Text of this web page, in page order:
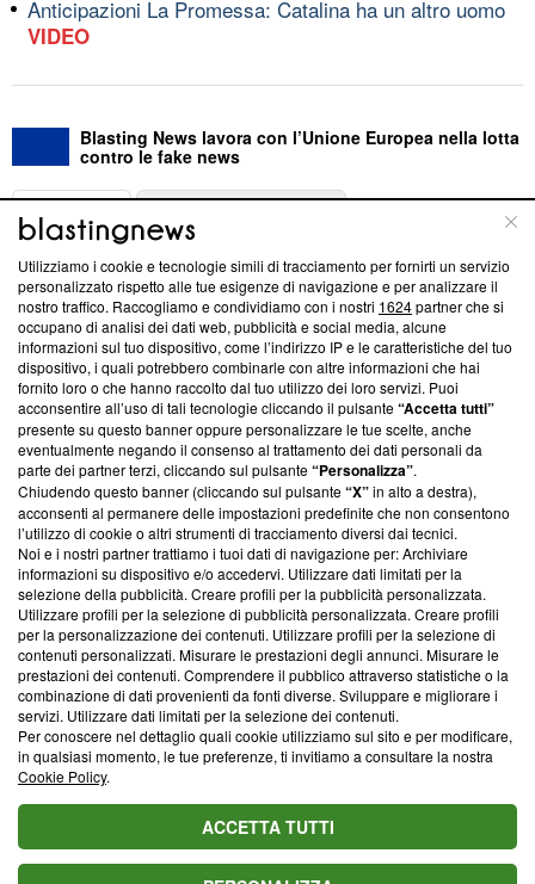
Anticipazioni La Promessa: Catalina ha un altro uomo
VIDEO
Blasting News lavora con l’Unione Europea nella lotta
contro le fake news
ABOUT
Questa sezione offre informazioni trasparenti su Blasting
News, sui nostri processi editoriali e su come ci impegniamo a
creare news di qualità. Inoltre, afferma la nostra aderenza a
‘Trust Project - News with Integrity’Blasting News non è
ancora membro del programma, ma ha richiesto di farne
parte; Trust Project non ha ancora effettuato una verifica di
conformità agli standard.
Su di noi
Team editoriale
Corporate
Redazione
Informativa Privacy
Cookie Policy
Blasting SA, IDI CHE-247.845.224, Via Carlo Frasca, 3 - 6900
Lugano (Svizzera) Tel:+39 0690258937
© 2026 Blasting News
Utilizziamo i cookie e tecnologie simili di tracciamento per fornirti un servizio
personalizzato rispetto alle tue esigenze di navigazione e per analizzare il
nostro traffico. Raccogliamo e condividiamo con i nostri 1624partner che si
occupano di analisi dei dati web, pubblicità e social media, alcune
informazioni sul tuo dispositivo, come l’indirizzo IP e le caratteristiche del tuo
dispositivo, i quali potrebbero combinarle con altre informazioni che hai
fornito loro o che hanno raccolto dal tuo utilizzo dei loro servizi. Puoi
acconsentire all’uso di tali tecnologie cliccando il pulsante“Accetta tutti”
presente su questo banner oppure personalizzare le tue scelte, anche
eventualmente negando il consenso al trattamento dei dati personali da
parte dei partner terzi, cliccando sul pulsante“Personalizza”.
Chiudendo questo banner (cliccando sul pulsante“X”in alto a destra),
acconsenti al permanere delle impostazioni predefinite che non consentono
l’utilizzo di cookie o altri strumenti di tracciamento diversi dai tecnici.
Noi e i nostri partner trattiamo i tuoi dati di navigazione per: Archiviare
informazioni su dispositivo e/o accedervi. Utilizzare dati limitati per la
selezione della pubblicità. Creare profili per la pubblicità personalizzata.
Utilizzare profili per la selezione di pubblicità personalizzata. Creare profili
per la personalizzazione dei contenuti. Utilizzare profili per la selezione di
contenuti personalizzati. Misurare le prestazioni degli annunci. Misurare le
prestazioni dei contenuti. Comprendere il pubblico attraverso statistiche o la
combinazione di dati provenienti da fonti diverse. Sviluppare e migliorare i
servizi. Utilizzare dati limitati per la selezione dei contenuti.
Per conoscere nel dettaglio quali cookie utilizziamo sul sito e per modificare,
in qualsiasi momento, le tue preferenze, ti invitiamo a consultare la nostra
Cookie Policy.
ACCETTA TUTTI